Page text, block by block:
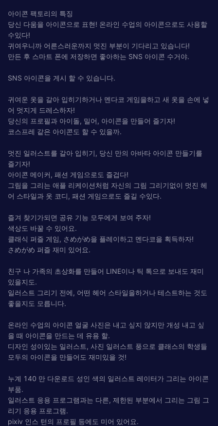
아이콘 팩토리의 특징
당신 다움을 아이콘으로 표현! 온라인 수업의 아이콘으로도 사용할
수있다!
귀여우니까 어른스러운까지 멋진 부분이 기다리고 있습니다!
만든 후 스마트 폰에 저장하면 좋아하는 SNS 아이콘 수거야.
SNS 아이콘을 게시 할 수 있습니다.
귀여운 옷을 갈아 입히기하거나 멘다코 게임을하고 새 옷을 손에 넣
어 멋지게 드레스하자!
당신의 프로필과 아이돌, 밀어, 아이콘을 만들어 즐기자!
코스프레 같은 아이콘도 할 수 있을까.
멋진 일러스트를 갈아 입히기, 당신 만의 아바타 아이콘 만들기를
즐기자!
아이콘 메이커, 패션 게임으로도 즐겁다!
그림을 그리는 애플 리케이션처럼 자신의 그림 그리기없이 멋진 헤
어 스타일과 옷 코디, 패션 게임으로도 즐길 수있다.
즐겨 찾기가되면 공유 기능 모두에게 보여 주자!
색상도 바꿀 수 있어요.
클래식 퍼즐 게임, さめがめ을 플레이하고 멘다코을 획득하자!
さめがめ 퍼즐 재미 있어요.
친구 나 가족의 초상화를 만들어 LINE이나 틱 톡으로 보내도 재미
있을지도.
일러스트 그리기 전에, 어떤 헤어 스타일을하거나 테스트하는 것도
좋을지도 모릅니다.
온라인 수업의 아이콘 얼굴 사진은 내고 싶지 않지만 개성 내고 싶
을 때 아이콘을 만드는 데 유용 할.
디자인 성이있는 일러스트, 사진 일러스트 풍으로 클래스의 학생들
모두의 아이콘을 만들어도 재미있을 것!
누계 140 만 다운로드 성인 색의 일러스트 레이터가 그리는 아이콘
부품.
일러스트 응용 프로그램과는 다른, 제한된 부분에서 그리는 그림 그
리기 응용 프로그램.
pixiv 인스 턴의 프로필 등에도 미어 있어요.